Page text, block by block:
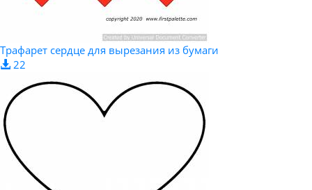
Трафарет сердце для вырезания из бумаги
22